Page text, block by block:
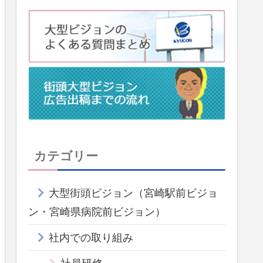
カテゴリー
大型街頭ビジョン（宮崎駅前ビジョ
ン・宮崎県病院前ビジョン）
社内での取り組み